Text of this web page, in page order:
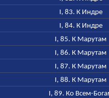
I, 83. К Индре
I, 84. К Индре
I, 85. К Марутам
I, 86. К Марутам
I, 87. К Марутам
I, 88. К Марутам
I, 89. Ко Всем-